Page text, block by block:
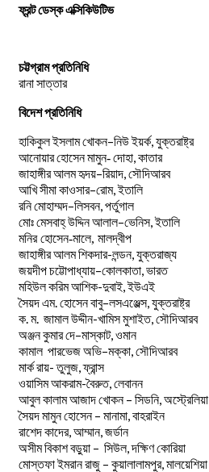
ফ্রন্ট ডেস্ক এক্সিকিউটিভ
চট্টগ্রাম প্রতিনিধি
রানা সাত্তার
বিদেশ প্রতিনিধি
হাকিকুলইসলামখোকন–নিউইয়র্ক, যুক্তরাষ্ট্র
আনোয়ারহোসেনমামুন-দোহা কাতার
জাহাঙ্গীরআলমহৃদয়–রিয়াদ সৌদিআরব
আখিসীমাকাওসার–রোম,ইতালি
রনিমোহাম্মদ–লিসবন, পর্তুগাল
মোঃমেসবাহ্উদ্দিনআলাল–ভেনিস,ইতালি
মনির হোসেন-মালে, মালদ্বীপ
জাহাঙ্গীর আলম শিকদার-লন্ডন, যুক্তরাজ্য
জয়দীপচট্টোপাধ্যায়–কোলকাতা ভারত
মহিউল করিম আশিক-দুবাই, ইউএই
সৈয়দএম. হোসেনবাবু–লসএঞ্জেল্স, যুক্তরাষ্ট্র
ক ম. জামালউদ্দীন-খামিস মুশাইত, সৌদিআরব
অঞ্জনকুমারদে–মাস্কাট, ওমান
কামাল পারভেজঅভি–মক্কা সৌদিআরব
মার্ক রায়- তুলুজ, ফ্রান্স
ওয়াসিম আকরাম-বৈরুত, লেবানন
আবুল কালাম আজাদ খোকন – সিডনি, অস্ট্রেলিয়া
সৈয়দ মামুন হোসেন – মানামা, বাহরাইন
রাশেদ কাদের, আম্মান, জর্ডান
অসীম বিকাশ বড়ুয়া – সিউল, দক্ষিণ কোরিয়া
মোস্তফা ইমরান রাজু – কুয়ালালামপুর, মালয়েশিয়া